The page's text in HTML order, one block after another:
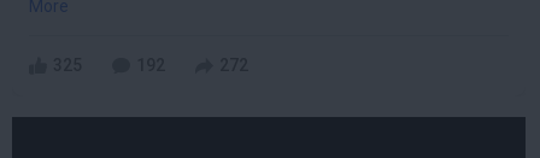
More